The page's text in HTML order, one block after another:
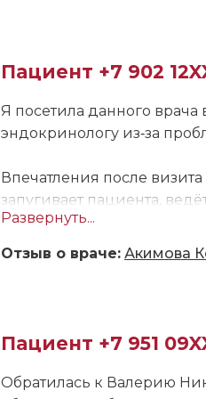
записалась к ней на
Пациент +7 902
Я посетила данного врача
эндокринологу из‑за
Впечатления после
запугивает пациента,
она спросила, с чем я
предыдущие заключения,
принимать, сколько
вернулась к этому
Развернуть...
Отзыв о враче: Акимова
Пациент +7 951
Обратилась к Валерию